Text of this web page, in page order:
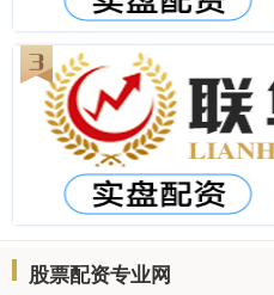
股票配资专业网